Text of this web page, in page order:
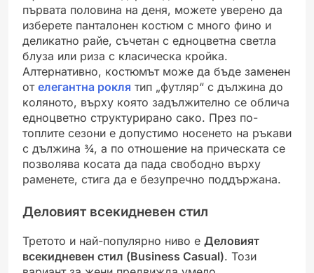
първата половина на деня, можете уверено да
изберете панталонен костюм с много фино и
деликатно райе, съчетан с едноцветна светла
блуза или риза с класическа кройка.
Алтернативно, костюмът може да бъде заменен
от елегантна рокля тип „футляр“ с дължина до
коляното, върху която задължително се облича
едноцветно структурирано сако. През по-
топлите сезони е допустимо носенето на ръкави
с дължина ¾, а по отношение на прическата се
позволява косата да пада свободно върху
раменете, стига да е безупречно поддържана.
Деловият всекидневен стил
Третото и най-популярно ниво е Деловият
всекидневен стил (Business Casual). Този